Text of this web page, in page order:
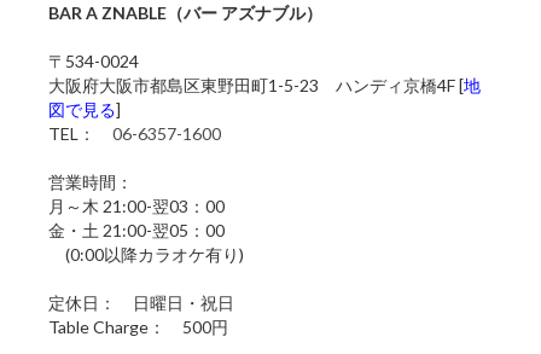
BAR A ZNABLE（バー アズナブル）
〒534-0024
大阪府大阪市都島区東野田町1-5-23 ハンディ京橋4F [地
図で見る]
TEL： 06-6357-1600
営業時間：
月～木 21:00-翌03：00
金・土 21:00-翌05：00
(0:00以降カラオケ有り)
定休日： 日曜日・祝日
Table Charge： 500円